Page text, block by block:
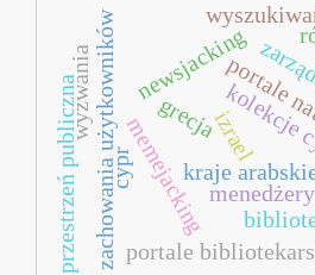
kraje
grecja
memejacking
newsjacking
zachowania użytkowników portale
portale
wyzwania izrael
cypr
przestrzeń publiczna